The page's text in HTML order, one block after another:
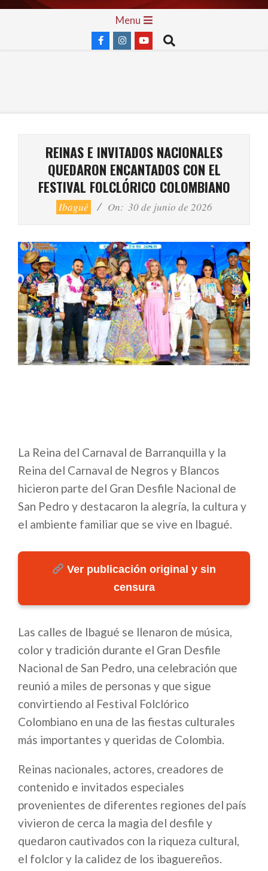
Skip
Menu
Search
REINAS E INVITADOS NACIONALES
QUEDARON ENCANTADOS CON EL
FESTIVAL FOLCLÓRICO COLOMBIANO
Ibagué On: 30 de junio de 2026
La Reina del Carnaval de Barranquilla y la
Reina del Carnaval de Negros y Blancos
hicieron parte del Gran Desfile Nacional de
San Pedro y destacaron la alegría, la cultura y
el ambiente familiar que se vive en Ibagué.
Ver publicación original y sin
censura
Las calles de Ibagué se llenaron de música,
color y tradición durante el Gran Desfile
Nacional de San Pedro, una celebración que
reunió a miles de personas y que sigue
convirtiendo al Festival Folclórico
Colombiano en una de las fiestas culturales
más importantes y queridas de Colombia.
Reinas nacionales, actores, creadores de
contenido e invitados especiales
provenientes de diferentes regiones del país
vivieron de cerca la magia del desfile y
quedaron cautivados con la riqueza cultural,
el folclor y la calidez de los ibaguereños.